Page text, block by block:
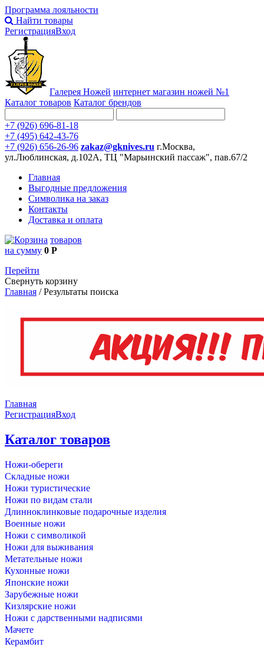
Программа лояльности
Найти товары
РегистрацияВход
Галерея Ножей интернет магазин ножей №1
Каталог товаров Каталог брендов
+7 (926) 696-81-18
+7 (495) 642-43-76
+7 (926) 656-26-96 zakaz@gknives.ru г.Москва,
ул.Люблинская, д.102А, ТЦ "Марьинский пассаж", пав.67/2
Главная
Выгодные предложения
Символика на заказ
Контакты
Доставка и оплата
товаров
на сумму 0 Р
Перейти
Свернуть корзину
Главная /Результаты поиска
Главная
РегистрацияВход
Каталог товаров
Ножи-обереги
Складные ножи
Ножи туристические
Ножи по видам стали
Длинноклинковые подарочные изделия
Военные ножи
Ножи с символикой
Ножи для выживания
Метательные ножи
Кухонные ножи
Японские ножи
Зарубежные ножи
Кизлярские ножи
Ножи с дарственными надписями
Мачете
Керамбит